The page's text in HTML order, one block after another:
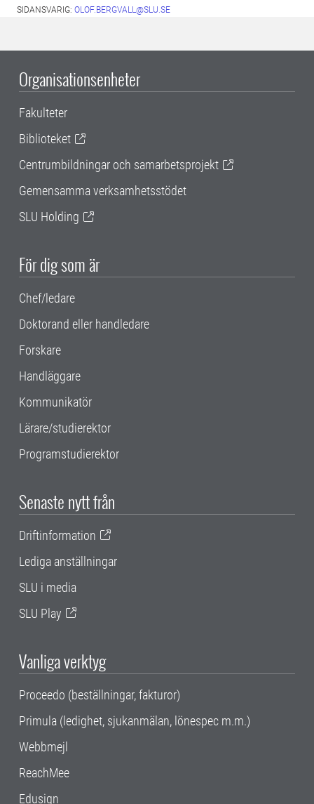
SIDANSVARIG: OLOF.BERGVALL@SLU.SE
Organisationsenheter
Fakulteter
Biblioteket
Centrumbildningar och samarbetsprojekt
Gemensamma verksamhetsstödet
SLU Holding
För dig som är
Chef/ledare
Doktorand eller handledare
Forskare
Handläggare
Kommunikatör
Lärare/studierektor
Programstudierektor
Senaste nytt från
Driftinformation
Lediga anställningar
SLU i media
SLU Play
Vanliga verktyg
Proceedo (beställningar, fakturor)
Primula (ledighet, sjukanmälan, lönespec m.m.)
Webbmejl
ReachMee
Edusign